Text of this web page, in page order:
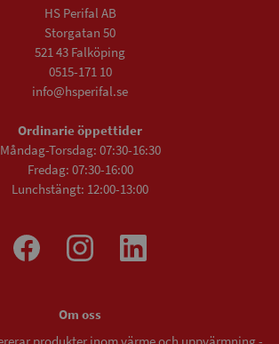
HS Perifal AB
Storgatan 50
521 43 Falköping
0515-171 10
info@hsperifal.se
Ordinarie öppettider
Måndag-Torsdag: 07:30-16:30
Fredag: 07:30-16:00
Lunchstängt: 12:00-13:00
Om oss